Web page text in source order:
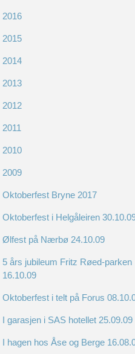
2016
2015
2014
2013
2012
2011
2010
2009
Oktoberfest Bryne 2017
Oktoberfest i Helgåleiren
Ølfest på Nærbø 24.10.09
5 års jubileum Fritz Røed-parken
16.10.09
Oktoberfest i telt på Forus
I garasjen i SAS hotellet 25.09.09
I hagen hos Åse og Berge